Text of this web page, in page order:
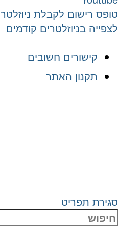
טופס רישום לקבלת ניוזלטר
לצפייה בניוזלטרים קודמים
קישורים חשובים
תקנון האתר
סגירת תפריט